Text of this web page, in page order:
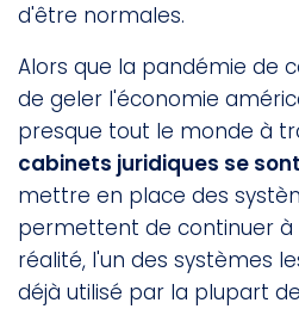
d'être normales.
Alors que la pandémie de
de geler l'économie
presque tout le monde à
cabinets juridiques se
mettre en place des
permettent de continuer à
réalité, l'un des systèmes
déjà utilisé par la plupart